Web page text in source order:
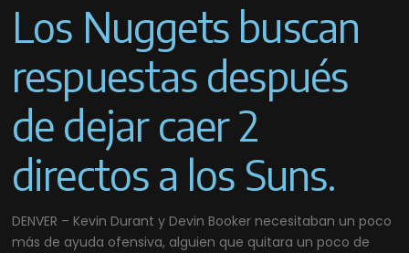
Los Nuggets buscan
respuestas después
de dejar caer 2
directos a los Suns.
DENVER – Kevin Durant y Devin Booker necesitaban un poco
más de ayuda ofensiva, alguien que quitara un poco de